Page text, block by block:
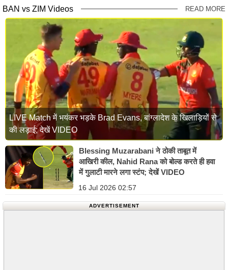
BAN vs ZIM Videos READ MORE
LIVE Match में भयंकर भड़के Brad Evans, बांग्लादेश के खिलाड़ियों से
की लड़ाई; देखें VIDEO
Blessing Muzarabani ने ठोकी ताबूत में
आखिरी कील, Nahid Rana को बोल्ड करते ही हवा
में गुलाटी मारने लगा स्टंप; देखें VIDEO
16 Jul 2026 02:57
ADVERTISEMENT